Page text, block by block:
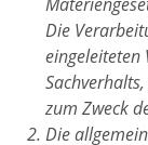
Die
eingeleiteten
zum Zweck
Die